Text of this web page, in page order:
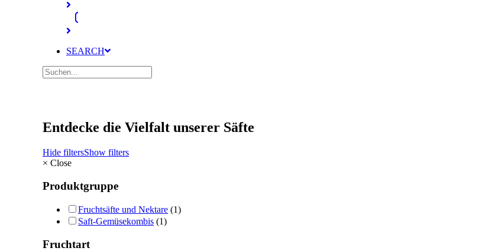
SEARCH
Entdecke die Vielfalt unserer Säfte
Hide filtersShow filters
× Close
Produktgruppe
Fruchtsäfte und Nektare (1)
Saft-Gemüsekombis (1)
Fruchtart